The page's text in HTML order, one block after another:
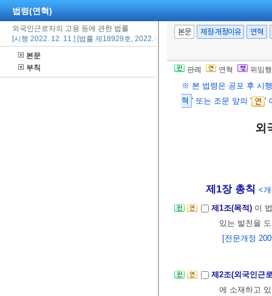
법령(연혁)
외국인근로자의 고용 등에 관한 법률
[시행 2022. 12. 11.] [법률 제18929호, 2022. 6. 10., 일부개정]
본문
부칙
본문 제정·개정이유 연혁
판례 연혁 위임
※ 본 법령은 공포 후 시
혁 ' 또는 조문 앞의 ' '
외
제1장 총칙 <
제1조(목적) 이
있는 발전을
[전문개정
제2조(외국인근
에 소재하고